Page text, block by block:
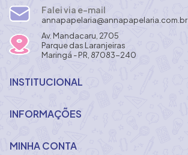
Falei via e-mail
annapapelaria@annapapelaria.com.br
Av. Mandacaru, 2705
Parque das Laranjeiras
Maringá - PR, 87083-240
INSTITUCIONAL
INFORMAÇÕES
MINHA CONTA